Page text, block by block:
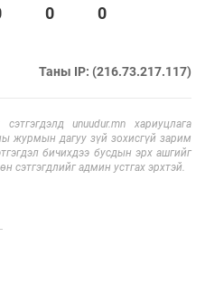
0 0
Таны IP: (216.73.217.117)
unuudur.mn хариуцлага
журмын дагуу зүй зохисгүй зарим
бичихдээ бусдын эрх ашгийг
сэтгэгдлийг админ устгах эрхтэй.